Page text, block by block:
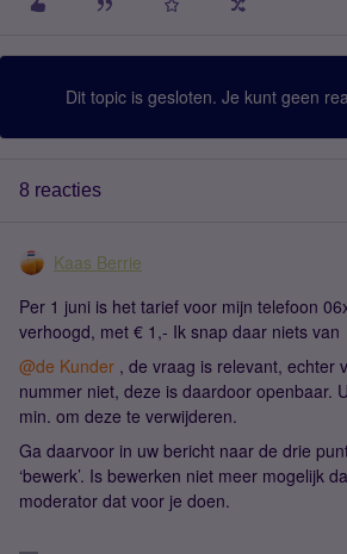
Dit topic is gesloten. Je kunt geen
8 reacties
Kaas Berrie
Per 1 juni is het tarief voor mijn telefoon
verhoogd, met € 1,- Ik snap daar niets van
@de Kunder , de vraag is relevant, echter
nummer niet, deze is daardoor openbaar.
min. om deze te verwijderen.
Ga daarvoor in uw bericht naar de drie
‘bewerk’. Is bewerken niet meer mogelijk
moderator dat voor je doen.